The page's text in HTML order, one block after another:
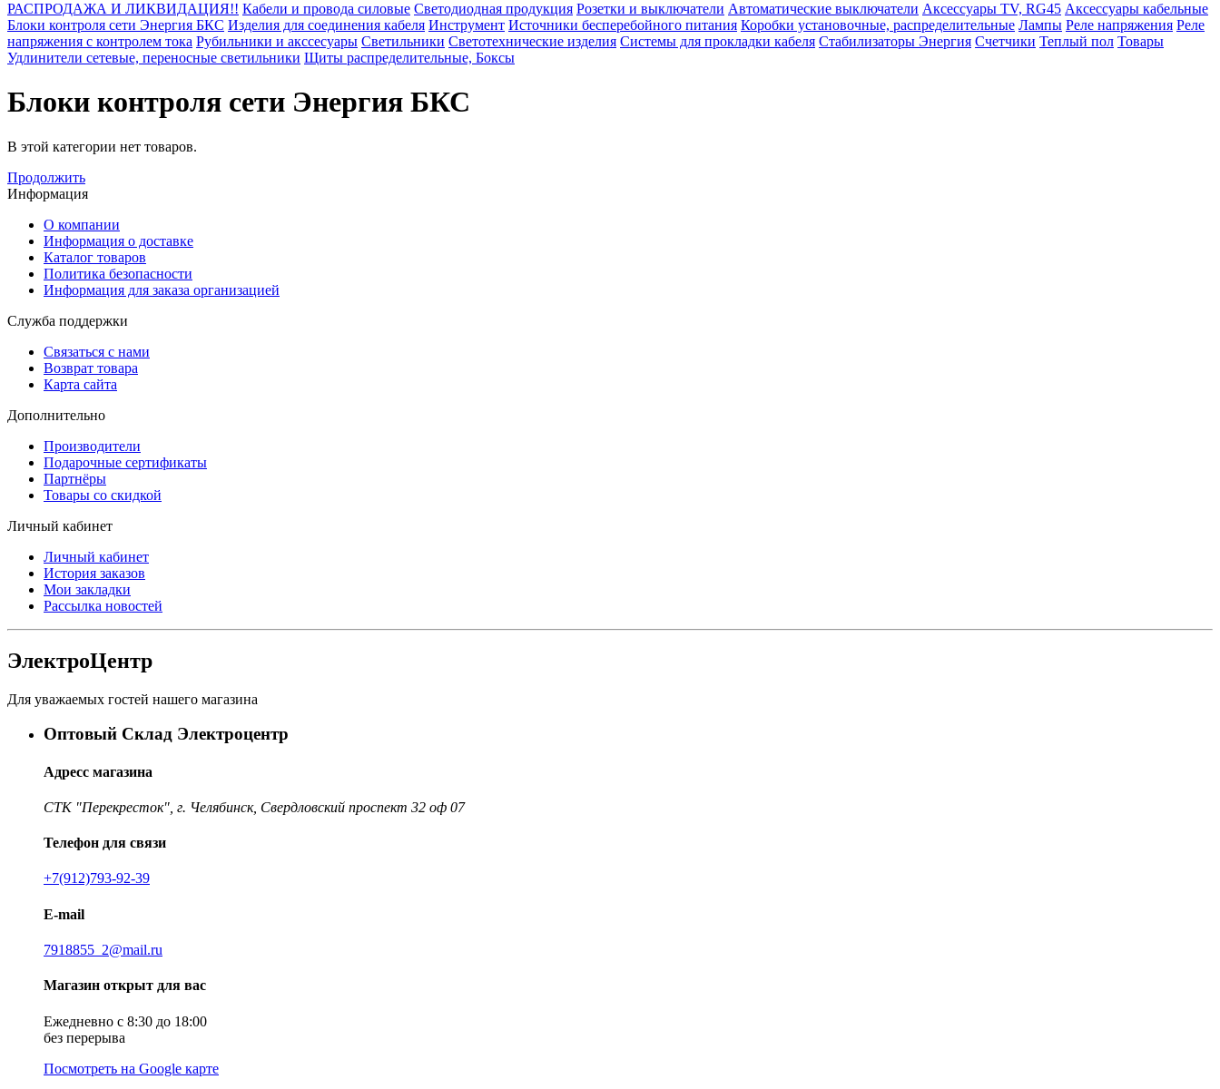
РАСПРОДАЖА И ЛИКВИДАЦИЯ!! Кабели и провода силовые Светодиодная продукция Розетки и выключатели Автоматические выключатели Аксессуары TV, RG45 Аксессуары кабельные
Блоки контроля сети Энергия БКС Изделия для соединения кабеля Инструмент Источники бесперебойного питания Коробки установочные, распределительные Лампы Реле напряжения Реле
напряжения с контролем тока Рубильники и акссесуары Светильники Светотехнические изделия Системы для прокладки кабеля Стабилизаторы Энергия Счетчики Теплый пол Товары
Удлинители сетевые, переносные светильники Щиты распределительные, Боксы
Блоки контроля сети Энергия БКС
В этой категории нет товаров.
Продолжить
Информация
О компании
Информация о доставке
Каталог товаров
Политика безопасности
Информация для заказа организацией
Служба поддержки
Связаться с нами
Возврат товара
Карта сайта
Дополнительно
Производители
Подарочные сертификаты
Партнёры
Товары со скидкой
Личный кабинет
Личный кабинет
История заказов
Мои закладки
Рассылка новостей
ЭлектроЦентр
Для уважаемых гостей нашего магазина
Оптовый Склад Электроцентр
Адресс магазина
СТК "Перекресток", г. Челябинск, Свердловский проспект 32 оф 07
Телефон для связи
+7(912)793-92-39
E-mail
7918855_2@mail.ru
Магазин открыт для вас
Ежедневно с 8:30 до 18:00
без перерыва
Посмотреть на Google карте